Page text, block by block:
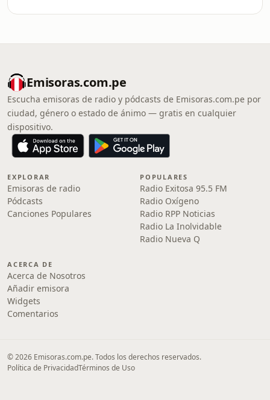
Emisoras.com.pe
Escucha emisoras de radio y pódcasts de Emisoras.com.pe por
ciudad, género o estado de ánimo — gratis en cualquier
dispositivo.
EXPLORAR
Emisoras de radio
Pódcasts
Canciones Populares
POPULARES
Radio Exitosa 95.5 FM
Radio Oxígeno
Radio RPP Noticias
Radio La Inolvidable
Radio Nueva Q
ACERCA DE
Acerca de Nosotros
Añadir emisora
Widgets
Comentarios
© 2026 Emisoras.com.pe. Todos los derechos reservados.
Política de PrivacidadTérminos de Uso